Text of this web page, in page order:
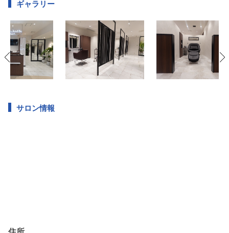
ギャラリー
サロン情報